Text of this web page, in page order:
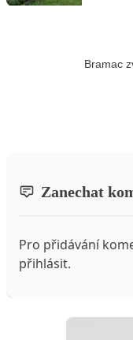
Bramac
Zanechat
Pro přidávání
přihlásit.